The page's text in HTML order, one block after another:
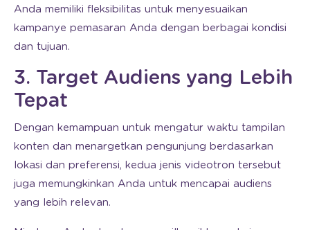
Anda memiliki fleksibilitas untuk menyesuaikan
kampanye pemasaran Anda dengan berbagai kondisi
dan tujuan.
3. Target Audiens yang Lebih
Tepat
Dengan kemampuan untuk mengatur waktu tampilan
konten dan menargetkan pengunjung berdasarkan
lokasi dan preferensi, kedua jenis videotron tersebut
juga memungkinkan Anda untuk mencapai audiens
yang lebih relevan.